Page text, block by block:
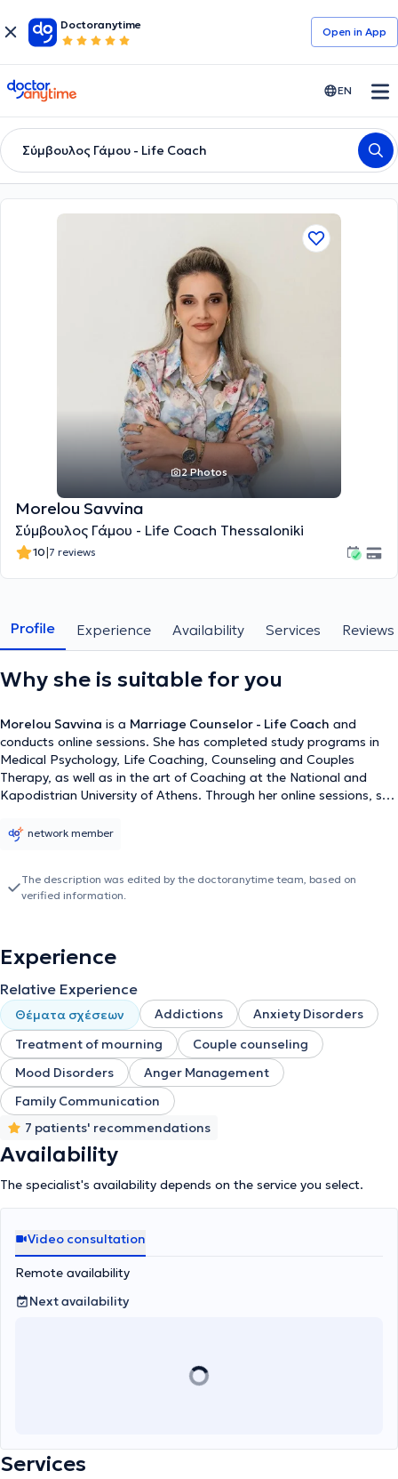
Doctoranytime
Open in Αpp
doctoranytime EN
Σύμβουλος Γάμου - Life Coach
2 Photos
Morelou Savvina
Σύμβουλος Γάμου - Life Coach Thessaloniki
10|7 reviews
Profile Experience Availability Services Reviews
Why she is suitable for you
Morelou Savvina is a Marriage Counselor - Life Coach and
conducts online sessions. She has completed study programs in
Medical Psychology, Life Coaching, Counseling and Couples
Therapy, as well as in the art of Coaching at the National and
Kapodistrian University of Athens. Through her online sessions, she
mental resilience, and forming meaningful relationships.
anxiety, relationships, personal development, and the impact of
social networks on our lives. Her scientific background, combined
life.
network member
The description was edited by the doctoranytime team, based on
verified information.
Experience
Relative Experience
Θέματα σχέσεων Addictions
Anxiety Disorders
Treatment of mourning
Couple counseling
Mood Disorders
Anger Management
Family Communication
7 patients' recommendations
Availability
The specialist's availability depends on the service you select.
Video consultation
Remote availability
Next availability
Services